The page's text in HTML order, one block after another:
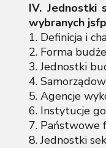
IV. Jednostki
wybranych
1. Definicja i
2. Forma
3. Jednostki
4.
5. Agencje
6. Instytucje
7. Państwowe
8. Jednostki